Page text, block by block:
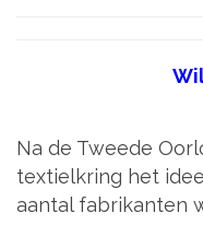
Na de Tweede
textielkring het
aantal fabrikanten